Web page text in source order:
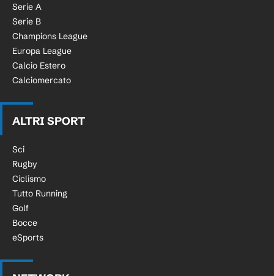
Serie A
Serie B
Champions League
Europa League
Calcio Estero
Calciomercato
ALTRI SPORT
Sci
Rugby
Ciclismo
Tutto Running
Golf
Bocce
eSports